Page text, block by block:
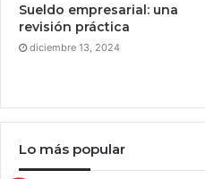
Sueldo empresarial: una
revisión práctica
diciembre 13, 2024
Lo más popular